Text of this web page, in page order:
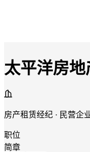
太平洋房
房产租赁经纪 · 民营企
职位
简章